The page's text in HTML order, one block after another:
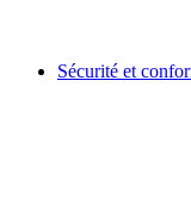
Sécurité et